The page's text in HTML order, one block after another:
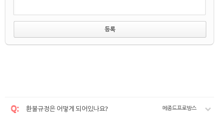
Q: 환불규정은 어떻게 되어있나요? 메종드프로방스